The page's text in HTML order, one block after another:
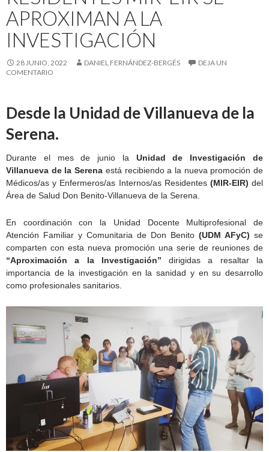
APROXIMAN A LA
INVESTIGACIÓN
28 JUNIO, 2022 DANIEL FERNÁNDEZ-BERGÉS
DEJA UN
COMENTARIO
Desde la Unidad de Villanueva de la
Serena.
Durante el mes de junio la Unidad de Investigación de
Villanueva de la Serena está recibiendo a la nueva promoción de
Médicos/as y Enfermeros/as Internos/as Residentes (MIR-EIR) del
Área de Salud Don Benito-Villanueva de la Serena.
En coordinación con la Unidad Docente Multiprofesional de
Atención Familiar y Comunitaria de Don Benito (UDM AFyC) se
comparten con esta nueva promoción una serie de reuniones de
“Aproximación a la Investigación” dirigidas a resaltar la
importancia de la investigación en la sanidad y en su desarrollo
como profesionales sanitarios.